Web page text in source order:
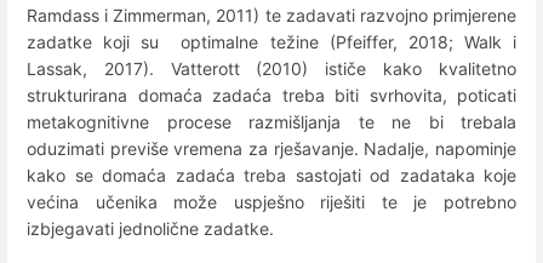
Ramdass i Zimmerman, 2011) te zadavati razvojno primjerene
zadatke koji su optimalne težine (Pfeiffer, 2018; Walk i
Lassak, 2017). Vatterott (2010) ističe kako kvalitetno
strukturirana domaća zadaća treba biti svrhovita, poticati
metakognitivne procese razmišljanja te ne bi trebala
oduzimati previše vremena za rješavanje. Nadalje, napominje
kako se domaća zadaća treba sastojati od zadataka koje
većina učenika može uspješno riješiti te je potrebno
izbjegavati jednolične zadatke.